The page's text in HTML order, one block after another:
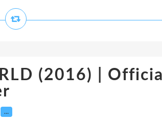
(2016) | Official
…